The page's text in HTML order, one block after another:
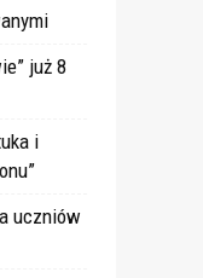
już 8
i
uczniów